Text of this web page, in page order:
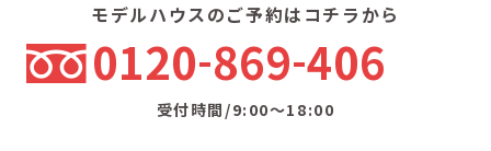
モデルハウスのご予約はコチラから
0120 869 406
受付時間/9:00〜18:00